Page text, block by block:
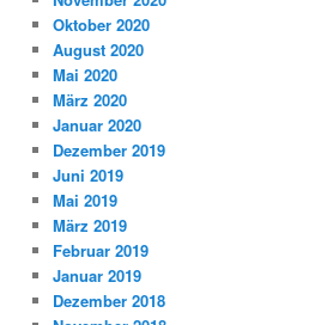
Oktober 2020
August 2020
Mai 2020
März 2020
Januar 2020
Dezember 2019
Juni 2019
Mai 2019
März 2019
Februar 2019
Januar 2019
Dezember 2018